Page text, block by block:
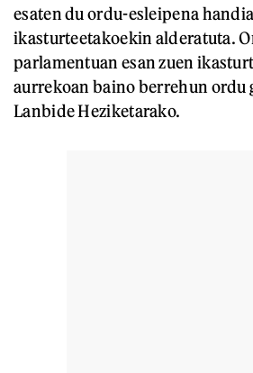
esaten du ordu-esleipena
ikasturteetakoekin alderatuta.
parlamentuan esan zuen
aurrekoan baino berrehun ordu
Lanbide Heziketarako.